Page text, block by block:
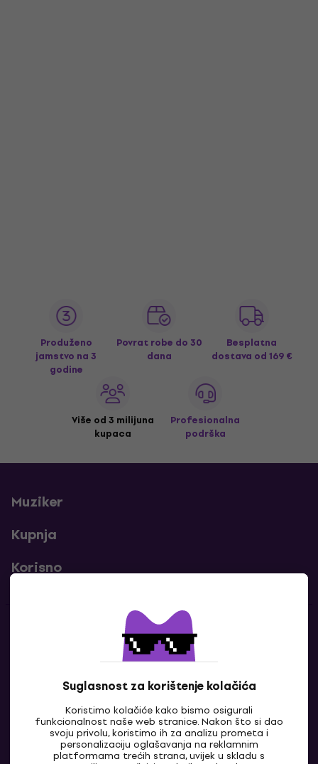
Suglasnost za korištenje kolačića
Koristimo kolačiće kako bismo osigurali
funkcionalnost naše web stranice. Nakon što si dao
svoju privolu, koristimo ih za analizu prometa i
personalizaciju oglašavanja na reklamnim
platformama trećih strana, uvijek u skladu s
Produženo
jamstvo na 3
godine
Povrat robe do 30
dana
Besplatna
dostava od 169 €
Više od 3 milijuna
kupaca
Profesionalna
podrška
Muziker
Kupnja
Korisno
Kontakti
Javi nam se